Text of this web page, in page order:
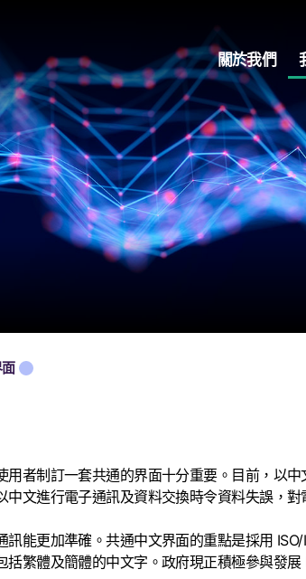
關於我們
者制訂一套共通的界面十分重要。目前，以
文進行電子通訊及資料交換時令資料失誤，對
能更加準確。共通中文界面的重點是採用
繁體及簡體的中文字。政府現正積極參與發展